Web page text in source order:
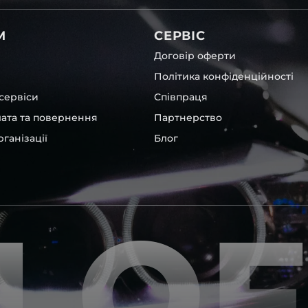
та унікальні.
офісі та оптовому
– на всіх
– для швидкої
будь-які
і пару чи комплект.
перевіряють та
та повернення
СЕРВІС
Договір оферти
Політика конфіденційності
Співпраця
Партнерство
Блог